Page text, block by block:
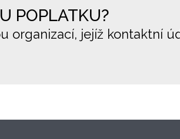
POPLATKU?
organizací, jejíž kontaktní